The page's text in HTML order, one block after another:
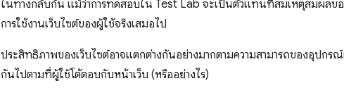
ในทางกลับกัน แม้ว่าการทดสอบใน Test Lab จะเป็นตัวแทนที่สมเหตุสมผล
การใช้งานเว็บไซต์ของผู้ใช้จริงเสมอไป
ประสิทธิภาพของเว็บไซต์อาจแตกต่างกันอย่างมากตามความสามารถของอุปกร
กันไปตามที่ผู้ใช้โต้ตอบกับหน้าเว็บ (หรืออย่างไร)